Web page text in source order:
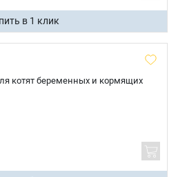
в 1 клик
котят беременных и кормящих